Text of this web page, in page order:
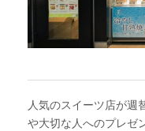
人気のスイーツ店が週
や大切な人へのプレゼ